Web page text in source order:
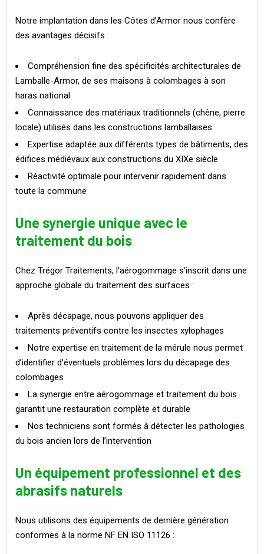
Notre implantation dans les Côtes d’Armor nous confère
des avantages décisifs :
Compréhension fine des spécificités architecturales de
Lamballe-Armor, de ses maisons à colombages à son
haras national
Connaissance des matériaux traditionnels (chêne, pierre
locale) utilisés dans les constructions lamballaises
Expertise adaptée aux différents types de bâtiments, des
édifices médiévaux aux constructions du XIXe siècle
Réactivité optimale pour intervenir rapidement dans
toute la commune
Une synergie unique avec le
traitement du bois
Chez Trégor Traitements, l’aérogommage s’inscrit dans une
approche globale du traitement des surfaces :
Après décapage, nous pouvons appliquer des
traitements préventifs contre les insectes xylophages
Notre expertise en traitement de la mérule nous permet
d’identifier d’éventuels problèmes lors du décapage des
colombages
La synergie entre aérogommage et traitement du bois
garantit une restauration complète et durable
Nos techniciens sont formés à détecter les pathologies
du bois ancien lors de l’intervention
Un équipement professionnel et des
abrasifs naturels
Nous utilisons des équipements de dernière génération
conformes à la norme NF EN ISO 11126 :